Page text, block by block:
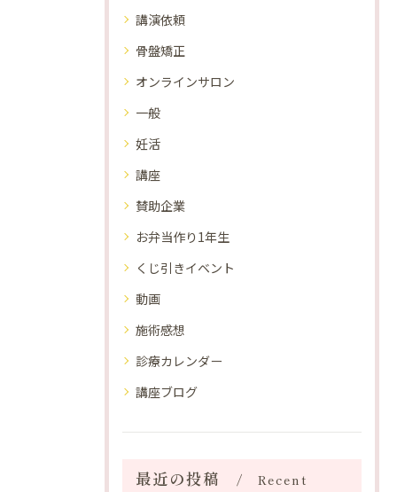
講演依頼
骨盤矯正
オンラインサロン
一般
妊活
講座
賛助企業
お弁当作り1年生
くじ引きイベント
動画
施術感想
診療カレンダー
講座ブログ
最近の投稿
Recent